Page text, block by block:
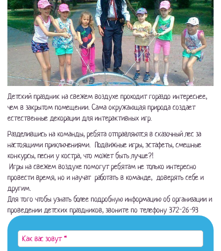
Детский праздник на свежем воздухе проходит гораздо интереснее,
чем в закрытом помещении. Сама окружающая природа создает
естественные декорации для интерактивных игр.
Разделившись на команды, ребята отправляются в сказочный лес за
настоящими приключениями. Подвижные игры, эстафеты, смешные
конкурсы, песни у костра, что может быть лучше?!
Игры на свежем воздухе помогут ребятам не только интересно
провести время, но и научат работать в команде, доверять себе и
другим.
Для того чтобы узнать более подробную информацию об организации и
проведении детских праздников, звоните по телефону 372-26-93